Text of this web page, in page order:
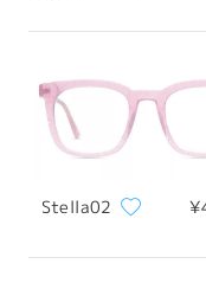
127mm/ 5in
immediately and
prescription but
happy with this
lightweight
transition and
配送
Stella02